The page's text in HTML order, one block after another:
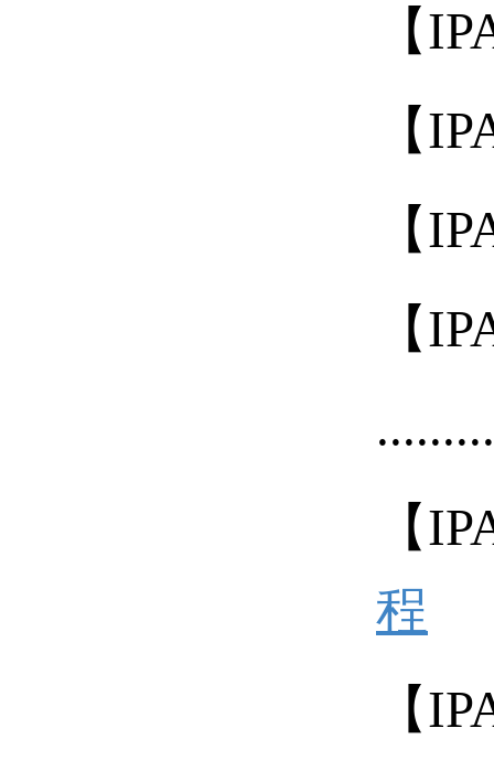
【
【
【
【
【
程
【